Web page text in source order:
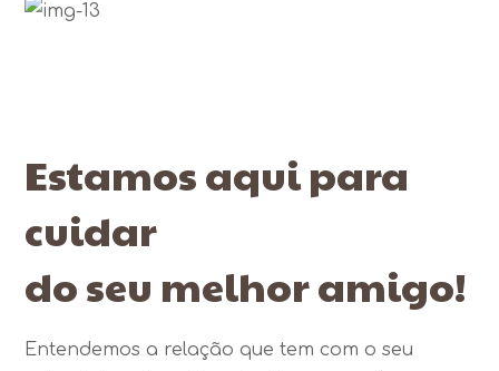
Estamos aqui para
cuidar
do seu melhor amigo!
Entendemos a relação que tem com o seu